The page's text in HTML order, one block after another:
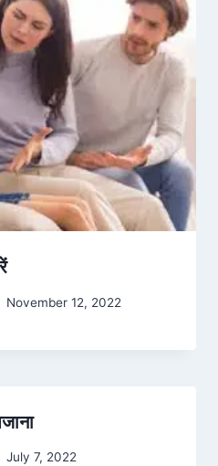
November 12, 2022
July 7, 2022